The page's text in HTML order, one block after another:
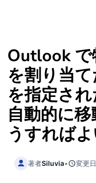
Outlook で
を割り当
を指定さ
自動的に
うすれば
著者Siluvia• 変更日